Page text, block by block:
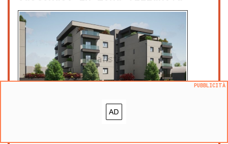
m² 125
PUBBLICITÀ